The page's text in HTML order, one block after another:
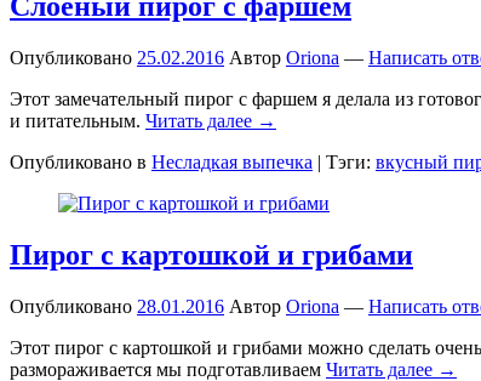
Опубликовано 25.02.2016 Автор Oriona — Написать
Этот замечательный пирог с фаршем я делала из
и питательным. Читать далее →
Опубликовано в Несладкая выпечка | Тэги: вкусный
Пирог с картошкой и грибами
Опубликовано 28.01.2016 Автор Oriona — Написать
Этот пирог с картошкой и грибами можно сделать
размораживается мы подготавливаем Читать далее →